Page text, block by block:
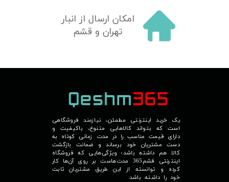
امکان ارسال از انبار
تهران و قشم
یک خرید اینترنتی مطمئن، نیازمند فروشگاهی
است که بتواند کالاهایی متنوع، باکیفیت و
دارای قیمت مناسب را در مدت زمانی کوتاه به
دست مشتریان خود برساند و ضمانت بازگشت
کالا هم داشته باشد؛ ویژگی‌هایی که فروشگاه
اینترنتی قشم365 مدت‌هاست بر روی آن‌ها کار
کرده و توانسته از این طریق مشتریان ثابت
خود را داشته باشد